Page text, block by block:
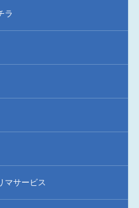
ラ
マサービス